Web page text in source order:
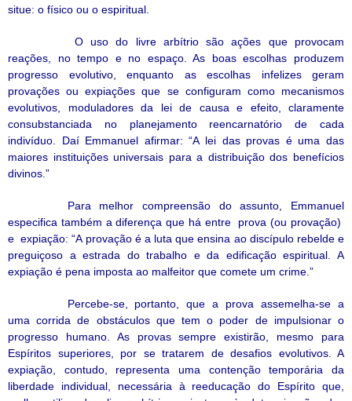
situe: o físico ou o espiritual.
O uso do livre arbítrio são ações que provocam
reações, no tempo e no espaço. As boas escolhas produzem
progresso evolutivo, enquanto as escolhas infelizes geram
provações ou expiações que se configuram como mecanismos
evolutivos, moduladores da lei de causa e efeito, claramente
consubstanciada no planejamento reencarnatório de cada
indivíduo. Daí Emmanuel afirmar: “A lei das provas é uma das
maiores instituições universais para a distribuição dos benefícios
divinos.”
Para melhor compreensão do assunto, Emmanuel
especifica também a diferença que há entre
prova (ou provação)
e expiação: “A provação é a luta que ensina ao discípulo rebelde e
preguiçoso a estrada do trabalho e da edificação espiritual. A
expiação é pena imposta ao malfeitor que comete um crime.”
Percebe-se, portanto, que a prova assemelha-se a
uma corrida de obstáculos que tem o poder de impulsionar o
progresso humano. As provas sempre existirão, mesmo para
Espíritos superiores, por se tratarem de desafios evolutivos. A
expiação, contudo, representa uma contenção temporária da
liberdade individual, necessária à reeducação do Espírito que,